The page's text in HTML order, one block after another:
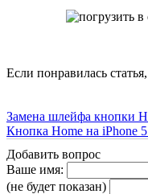
Если понравилась
Замена шлейфа кнопки
Кнопка Home на iPhone
Добавить вопрос
Ваше имя:
(не будет показан)